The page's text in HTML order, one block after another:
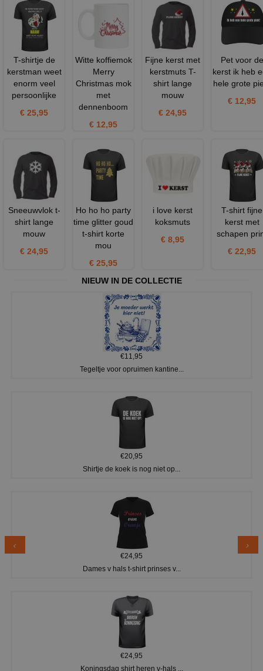
T-shirtje de
kerstman weet
enorm veel
persoonlijke
€ 25,95
Witte koffiemok
Merry
Christmas mok
met
dennenboom
€ 12,95
Fijne kerst met
kerstmuts T-
shirt lange
mouw
€ 24,95
Pet voor de
kerst ik heb
hele grote
€ 12,95
Sneeuwvlok t-
shirt lange
mouw
€ 24,95
Ho ho ho party
time glitter goud
t-shirt korte
mou
€ 25,95
i love kerst
koksmuts
€ 8,95
T-shirt fijne
kerst met
schapen
€ 22,95
NIEUW IN DE COLLECTIE
€11,95
Tegeltje voor opruimen kantine...
€20,95
Shirtje de koek is nog niet op...
€24,95
Dames v hals t-shirt prinses v...
€24,95
Koningsdag shirt heren v-hals ...